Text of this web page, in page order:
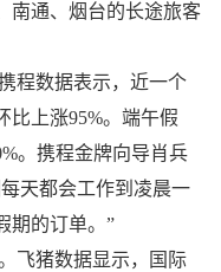
南通、烟台的长途旅客
程数据表示，近一个
比上涨95%。端午假
。携程金牌向导肖兵
天都会工作到凌晨一
期的订单。”
飞猪数据显示，国际